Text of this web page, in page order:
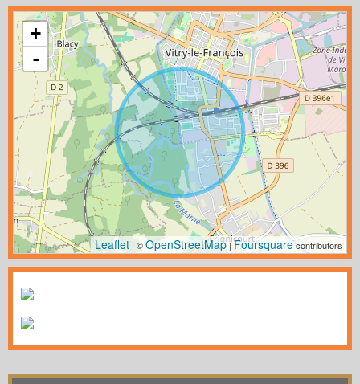
+
-
Leaflet | ©OpenStreetMap|Foursquarecontributors